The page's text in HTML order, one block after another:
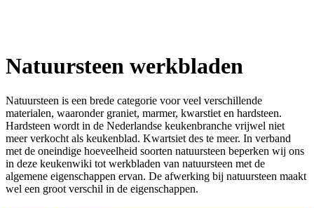
Natuursteen werkbladen
Natuursteen is een brede categorie voor veel verschillende
materialen, waaronder graniet, marmer, kwarstiet en hardsteen.
Hardsteen wordt in de Nederlandse keukenbranche vrijwel niet
meer verkocht als keukenblad. Kwartsiet des te meer. In verband
met de oneindige hoeveelheid soorten natuursteen beperken wij ons
in deze keukenwiki tot werkbladen van natuursteen met de
algemene eigenschappen ervan. De afwerking bij natuursteen maakt
wel een groot verschil in de eigenschappen.